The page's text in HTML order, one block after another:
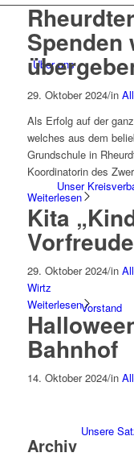
Über uns
Unser
Vorstand
Unsere
Spenden
29. Oktober 2024/in
Als Erfolg auf der
welches aus dem
Grundschule in
Koordinatorin des
Weiterlesen
Kita
29. Oktober 2024/in
Wirtz
Weiterlesen
Bahnhof
14. Oktober 2024/in
Archiv